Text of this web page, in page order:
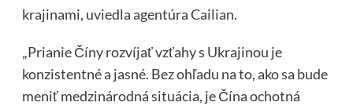
krajinami, uviedla agentúra Cailian.
„Prianie Číny rozvíjať vzťahy s Ukrajinou je
konzistentné a jasné. Bez ohľadu na to, ako sa bude
meniť medzinárodná situácia, je Čína ochotná